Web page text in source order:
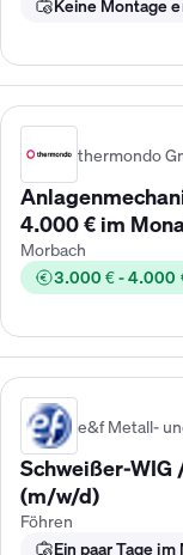
Keine Montage
thermondo
4.000 € im
Morbach
3.000 € - 4.000
e&f Metall-
Schweißer-
(m/w/d)
Föhren
Ein paar Tage